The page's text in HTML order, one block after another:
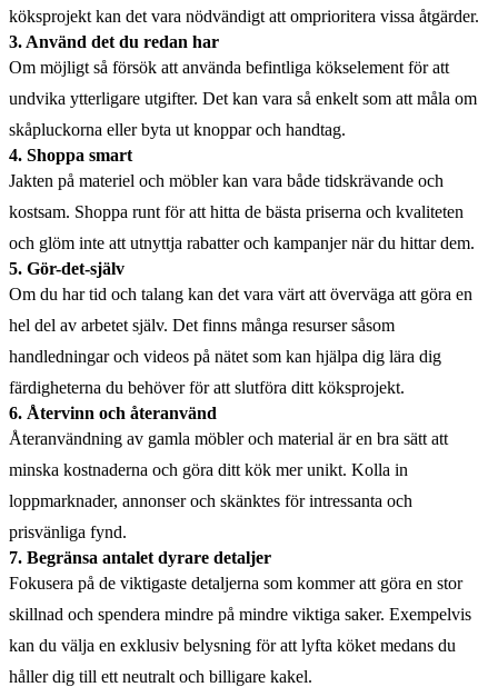
köksprojekt kan det vara nödvändigt att omprioritera vissa åtgärder.
3. Använd det du redan har
Om möjligt så försök att använda befintliga kökselement för att
undvika ytterligare utgifter. Det kan vara så enkelt som att måla om
skåpluckorna eller byta ut knoppar och handtag.
4. Shoppa smart
Jakten på materiel och möbler kan vara både tidskrävande och
kostsam. Shoppa runt för att hitta de bästa priserna och kvaliteten
och glöm inte att utnyttja rabatter och kampanjer när du hittar dem.
5. Gör-det-själv
Om du har tid och talang kan det vara värt att överväga att göra en
hel del av arbetet själv. Det finns många resurser såsom
handledningar och videos på nätet som kan hjälpa dig lära dig
färdigheterna du behöver för att slutföra ditt köksprojekt.
6. Återvinn och återanvänd
Återanvändning av gamla möbler och material är en bra sätt att
minska kostnaderna och göra ditt kök mer unikt. Kolla in
loppmarknader, annonser och skänktes för intressanta och
prisvänliga fynd.
7. Begränsa antalet dyrare detaljer
Fokusera på de viktigaste detaljerna som kommer att göra en stor
skillnad och spendera mindre på mindre viktiga saker. Exempelvis
kan du välja en exklusiv belysning för att lyfta köket medans du
håller dig till ett neutralt och billigare kakel.